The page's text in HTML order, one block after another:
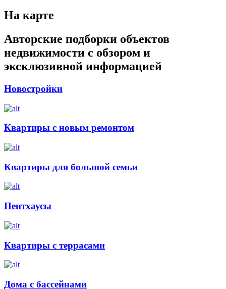
На карте
Авторские подборки объектов
недвижимости с обзором и
эксклюзивной информацией
Новостройки
Квартиры с новым ремонтом
Квартиры для большой семьи
Пентхаусы
Квартиры с террасами
Дома с бассейнами